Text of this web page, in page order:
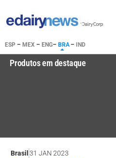
ESP – MEX – ENG– BRA– IND
Produtos em destaque
Brasil 31 JAN 2023